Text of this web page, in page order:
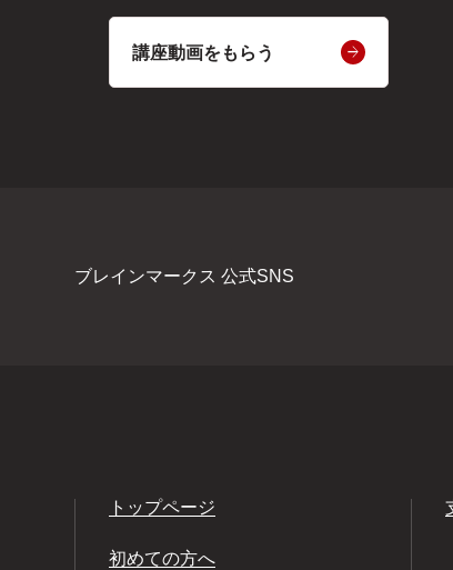
講座動画をもらう
ブレインマークス 公式SNS
トップページ
初めての方へ